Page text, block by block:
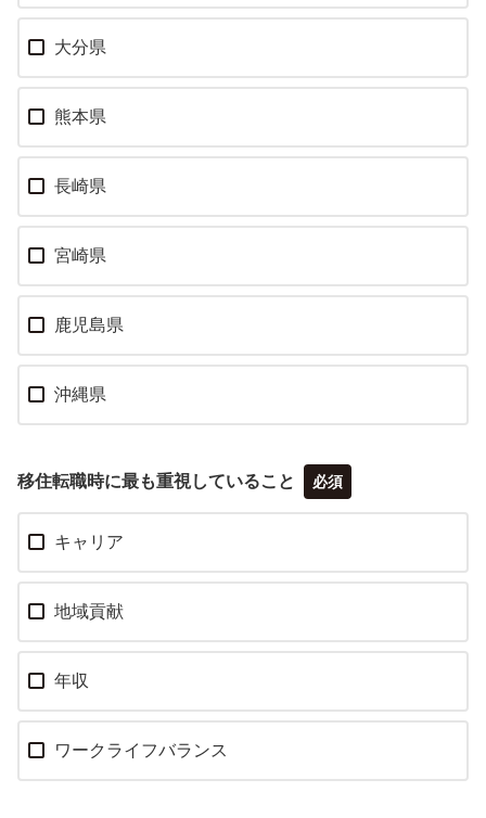
大分県
熊本県
長崎県
宮崎県
鹿児島県
沖縄県
移住転職時に最も重視していること 必須
キャリア
地域貢献
年収
ワークライフバランス